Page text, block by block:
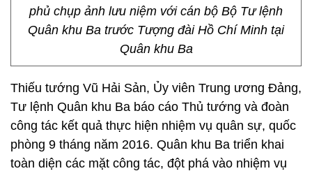
phủ chụp ảnh lưu niệm với cán bộ Bộ Tư lệnh
Quân khu Ba trước Tượng đài Hồ Chí Minh tại
Quân khu Ba
Thiếu tướng Vũ Hải Sản, Ủy viên Trung ương Đảng,
Tư lệnh Quân khu Ba báo cáo Thủ tướng và đoàn
công tác kết quả thực hiện nhiệm vụ quân sự, quốc
phòng 9 tháng năm 2016. Quân khu Ba triển khai
toàn diện các mặt công tác, đột phá vào nhiệm vụ